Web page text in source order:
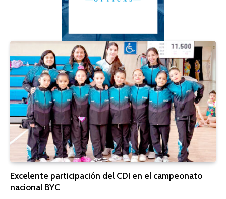
Excelente participación del CDI en el campeonato
nacional BYC